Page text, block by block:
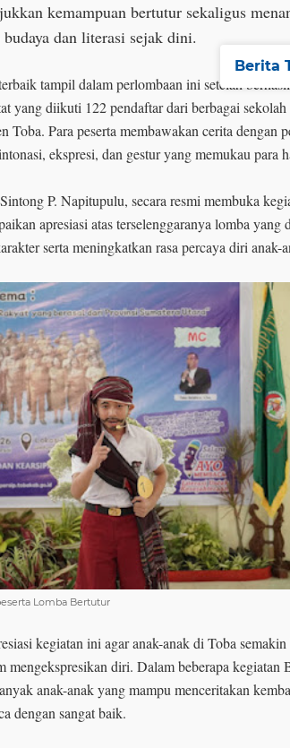
kemampuan bertutur sekaligus
dan literasi sejak dini.
tampil dalam perlombaan ini setelah
yang diikuti 122 pendaftar dari berbagai
Toba. Para peserta membawakan cerita dengan
ekspresi, dan gestur yang memukau para
P. Napitupulu, secara resmi membuka
apresiasi atas terselenggaranya lomba yang
serta meningkatkan rasa percaya diri anak-
Lomba Bertutur
kegiatan ini agar anak-anak di Toba
mengekspresikan diri. Dalam beberapa kegiatan
anak-anak yang mampu menceritakan
dengan sangat baik.
Berita